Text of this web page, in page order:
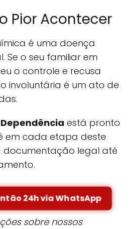
Pior Acontecer
é uma doença
Se o seu familiar em
o controle e recusa
involuntária é um ato de
está pronto
em cada etapa deste
documentação legal até
24h via WhatsApp
sobre nossos